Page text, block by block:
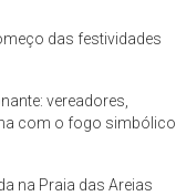
das festividades
vereadores,
com o fogo simbólico
na Praia das Areias